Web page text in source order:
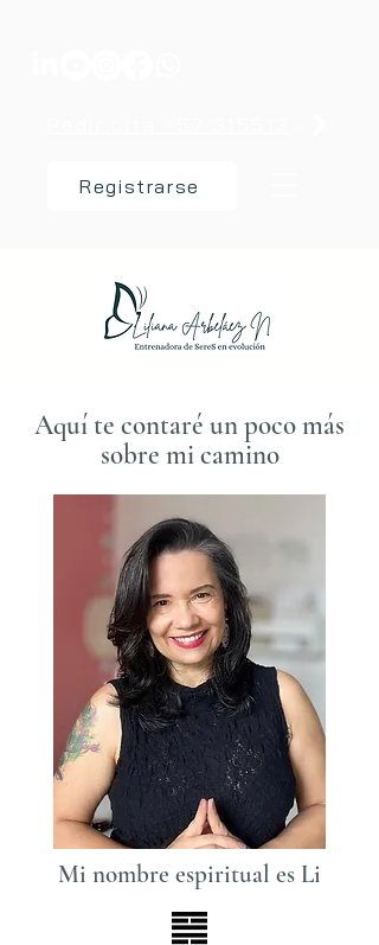
Registrarse
Aquí te contaré un poco más
sobre mi camino
Mi nombre espiritual es Li